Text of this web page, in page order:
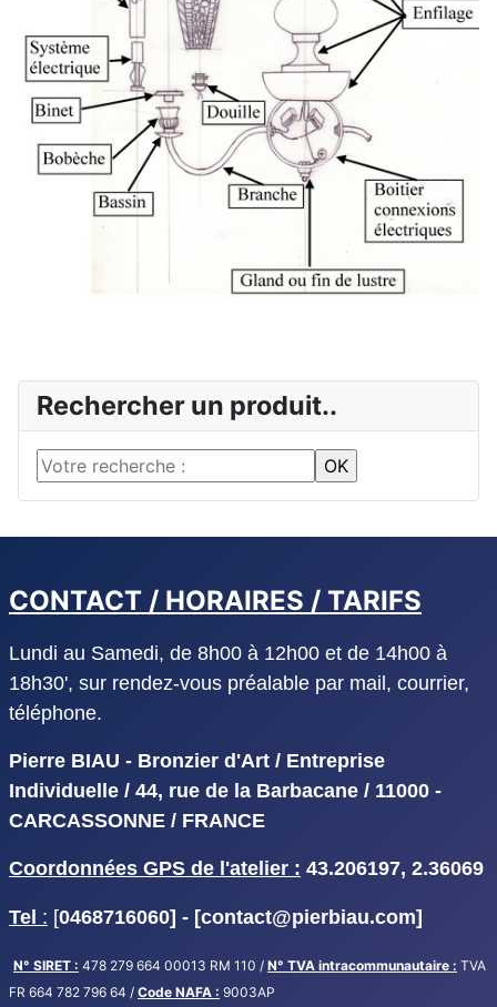
Rechercher un produit..
CONTACT / HORAIRES / TARIFS
Lundi au Samedi, de 8h00 à 12h00 et de 14h00 à
18h30', sur rendez-vous préalable par mail, courrier,
téléphone.
Pierre BIAU - Bronzier d'Art / Entreprise
Individuelle / 44, rue de la Barbacane / 11000 -
CARCASSONNE / FRANCE
Coordonnées GPS de l'atelier : 43.206197, 2.36069
Tel : [0468716060] - [contact@pierbiau.com]
N° SIRET : 478 279 664 00013 RM 110 / N° TVA intracommunautaire : TVA
FR 664 782 796 64 / Code NAFA : 9003AP